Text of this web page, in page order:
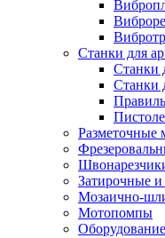
Станки для
Станки
Станки
Затирочные
Мозаично-
Мотопомпы